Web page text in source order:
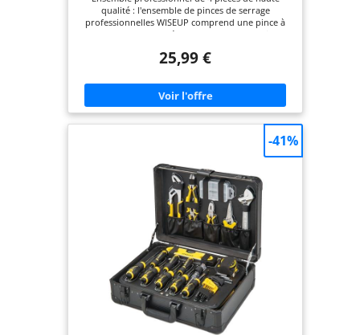
qualité : l'ensemble de pinces de serrage
professionnelles WISEUP comprend une pince à
ressort longue portée de 27 pouces, une pince
retrait de tuyau. Parfait pour remplacer les
tuyaux d'eau et les tuyaux de radiateur, ce qui en
fait un outil essentiel pour la réparation
automobile et les tâches industrielles Durabilité de
qualité industrielle : l'ensemble de pinces de
de qualité industrielle #55 qui a une dureté et une
résistance élevées après avoir été forgés et traités
thermiquement. Vient avec un film protecteur
anti-rouille qui rend les pinces à tuyau résistantes,
durables, anti-corrosion et à longue durée de vie
Poignées confortables en caoutchouc
antidérapant : les poignées sont conçues de
manière ergonomique pour éviter de glisser
pendant l'utilisation. Ces pinces à ressort sont
équipées d'un mécanisme de verrouillage à cliquet
qui maintient en toute sécurité le collier de
serrage du tuyau et empêche le glissement,
assurant un contrôle précis tout au long du
processus de travail Large application : cet
ensemble de 4 pinces de serrage de tuyau est
parfait pour travailler dans les zones complexes et
25,99 €
-41%